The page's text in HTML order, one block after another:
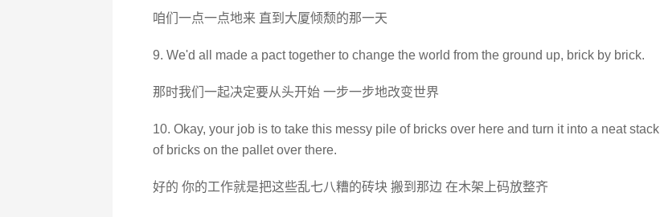
咱们一点一点地来 直到大厦倾颓的那一天
9. We'd all made a pact together to change the world from the ground up, brick by brick.
那时我们一起决定要从头开始 一步一步地改变世界
10. Okay, your job is to take this messy pile of bricks over here and turn it into a neat stack
of bricks on the pallet over there.
好的 你的工作就是把这些乱七八糟的砖块 搬到那边 在木架上码放整齐